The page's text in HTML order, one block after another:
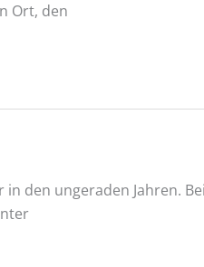
Ort, den
den ungeraden Jahren.